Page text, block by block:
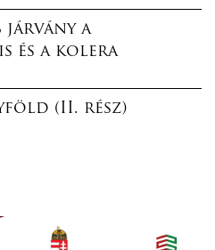
járvány a
és a kolera
(II. rész)